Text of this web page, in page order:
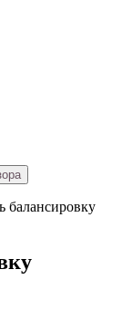
балансировку